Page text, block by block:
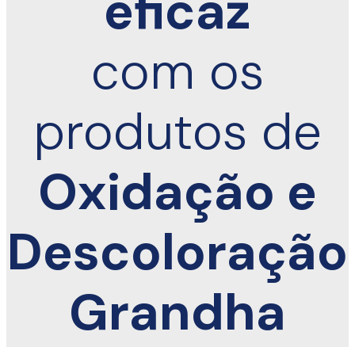
com os
produtos de
Oxidação e
Descoloração
Grandha